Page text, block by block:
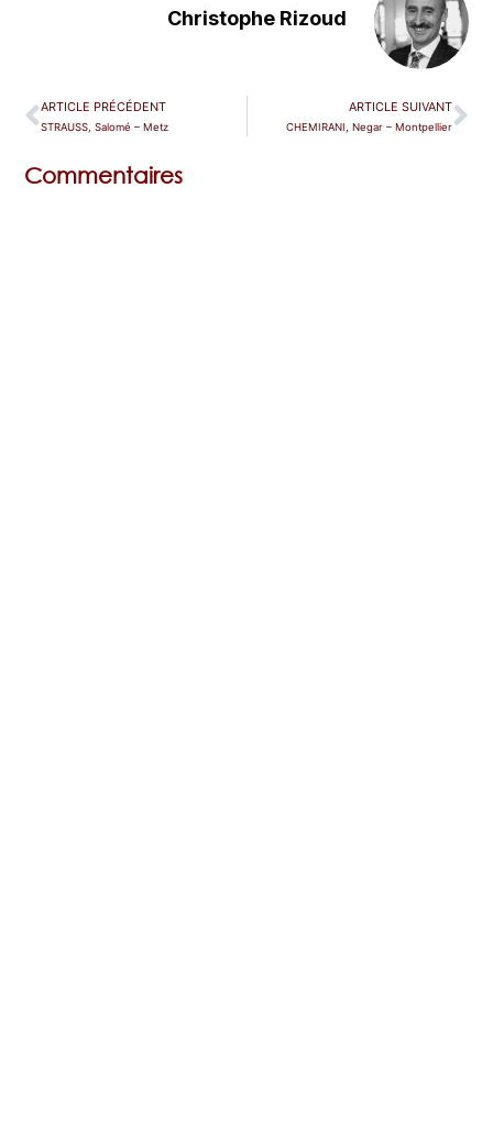
Christophe Rizoud
ARTICLE PRÉCÉDENT
STRAUSS, Salomé – Metz
ARTICLE SUIVANT
CHEMIRANI, Negar – Montpellier
Commentaires